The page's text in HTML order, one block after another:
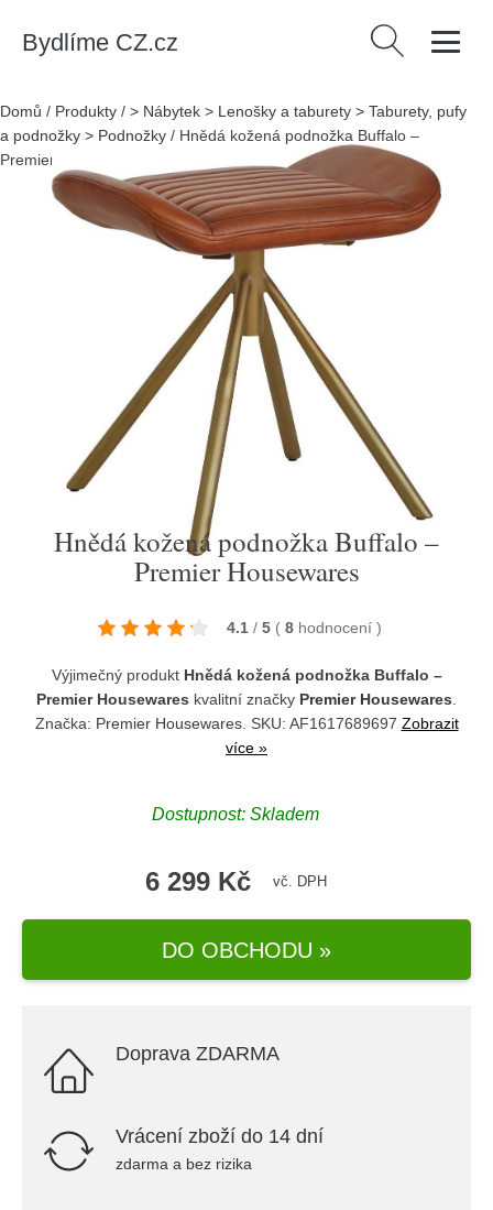
Bydlíme CZ.cz Vyhledávání
Domů / Produkty / > Nábytek > Lenošky a taburety > Taburety, pufy
a podnožky > Podnožky / Hnědá kožená podnožka Buffalo –
Premier Housewares
Hnědá kožená podnožka Buffalo –
Premier Housewares
4.1 / 5 ( 8 hodnocení )
Výjimečný produkt Hnědá kožená podnožka Buffalo –
Premier Housewares kvalitní značky Premier Housewares
Značka: Premier Housewares. SKU: AF1617689697 Zobrazit
více »
Dostupnost: Skladem
6 299 Kč vč. DPH
DO OBCHODU »
Doprava ZDARMA
Vrácení zboží do 14 dní
zdarma a bez rizika